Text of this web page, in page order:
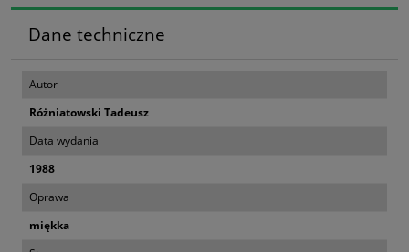
Dane techniczne
Autor
Różniatowski Tadeusz
Data wydania
1988
Oprawa
miękka